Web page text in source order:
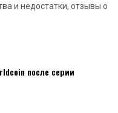
и недостатки, отзывы о
после серии